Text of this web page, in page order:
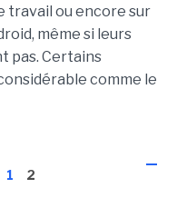
travail ou encore sur
même si leurs
pas. Certains
comme le
1 2